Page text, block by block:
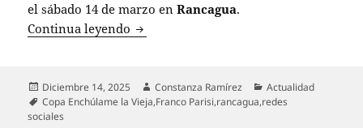
el sábado 14 de marzo enRancagua.
Continua leyendo Franco Parisi anuncia la Copa
Publicado
el
Diciembre 14, 2025 Autor
Constanza Ramírez Categorías
Actualidad
Etiquetas
Copa Enchúlame la Vieja,Franco Parisi,rancagua,redes
sociales